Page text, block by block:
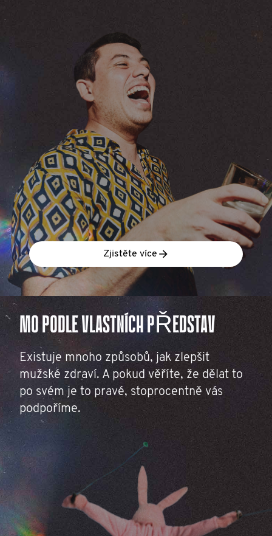
Zjistěte více
MO PODLE VLASTNÍCH PŘEDSTAV
Existuje mnoho způsobů, jak zlepšit
mužské zdraví. A pokud věříte, že dělat to
po svém je to pravé, stoprocentně vás
podpoříme.